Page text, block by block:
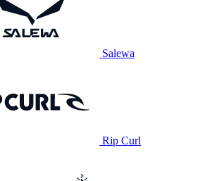
Salewa
Rip Curl